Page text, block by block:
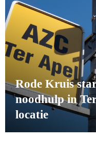
Rode Kruis
noodhulp in
locatie